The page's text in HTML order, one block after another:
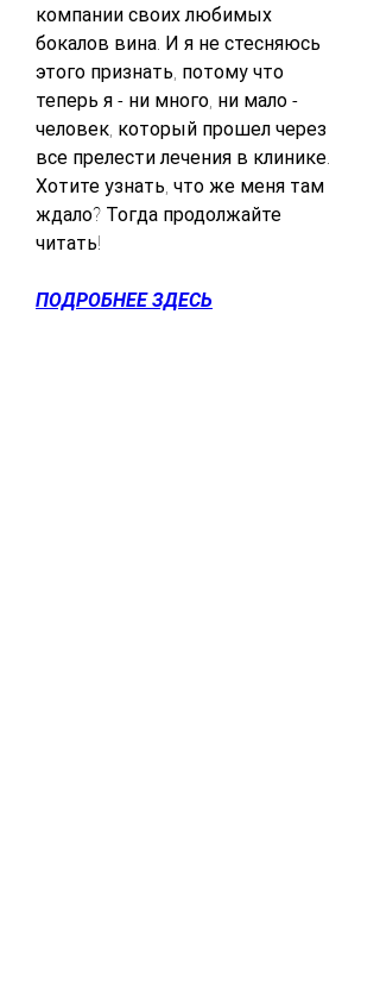
компании своих любимых
бокалов вина. И я не стесняюсь
этого признать, потому что
теперь я - ни много, ни мало -
человек, который прошел через
все прелести лечения в клинике.
Хотите узнать, что же меня там
ждало? Тогда продолжайте
читать!
ПОДРОБНЕЕ ЗДЕСЬ